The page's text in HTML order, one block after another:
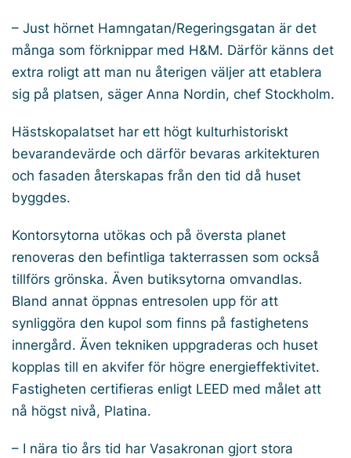
– Just hörnet Hamngatan/Regeringsgatan är det
många som förknippar med H&M. Därför känns det
extra roligt att man nu återigen väljer att etablera
sig på platsen, säger Anna Nordin, chef Stockholm.
Hästskopalatset har ett högt kulturhistoriskt
bevarandevärde och därför bevaras arkitekturen
och fasaden återskapas från den tid då huset
byggdes.
Kontorsytorna utökas och på översta planet
renoveras den befintliga takterrassen som också
tillförs grönska. Även butiksytorna omvandlas.
Bland annat öppnas entresolen upp för att
synliggöra den kupol som finns på fastighetens
innergård. Även tekniken uppgraderas och huset
kopplas till en akvifer för högre energieffektivitet.
Fastigheten certifieras enligt LEED med målet att
nå högst nivå, Platina.
– I nära tio års tid har Vasakronan gjort stora